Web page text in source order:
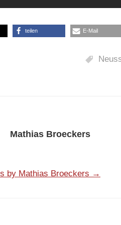
teilen E-Mail
Mathias Broeckers
by Mathias Broeckers →